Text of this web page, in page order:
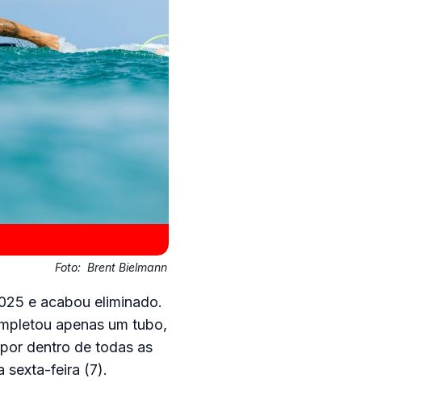
Foto: Brent Bielmann
e acabou eliminado.
apenas um tubo,
dentro de todas as
sexta-feira (7).